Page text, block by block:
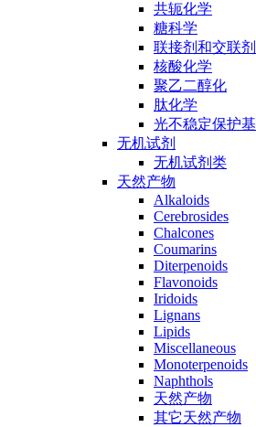
共轭化学
糖科学
联接剂和交联剂
核酸化学
聚乙二醇化
肽化学
光不稳定保护基
无机试剂
无机试剂类
天然产物
Alkaloids
Cerebrosides
Chalcones
Coumarins
Diterpenoids
Flavonoids
Iridoids
Lignans
Lipids
Miscellaneous
Monoterpenoids
Naphthols
天然产物
其它天然产物